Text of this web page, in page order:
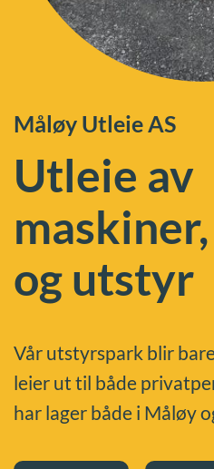
Måløy Utleie AS
Utleie av
og utstyr
Vår utstyrspark blir
leier ut til både
har lager både i Måløy